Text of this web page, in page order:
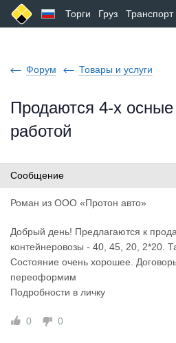
Торги Груз Транспорт
Форум Товары и услуги
Продаются 4-х
работой
Сообщение
Роман из ООО «Протон авто»
Добрый день! Предлагаются к
контейнеровозы - 40, 45, 20, 2*20.
Состояние очень хорошее.
переоформим
Подробности в личку
0 0